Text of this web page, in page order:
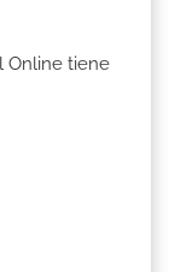
Online tiene